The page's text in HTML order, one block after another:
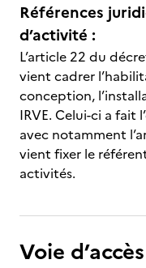
Références
d’activité :
L’article 22 du
vient cadrer
conception,
IRVE. Celui-ci a fait
avec notamment
vient fixer le
activités.
Voie d’accès